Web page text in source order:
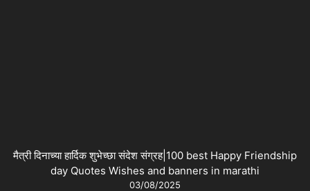
मैत्री दिनाच्या हार्दिक शुभेच्छा संदेश संग्रह|100 best Happy Friendship
day Quotes Wishes and banners in marathi
03/08/2025